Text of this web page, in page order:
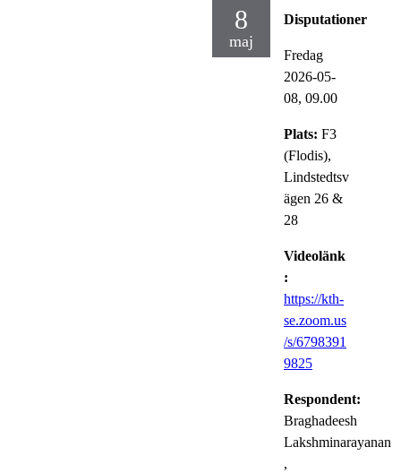
8
maj
Disputationer
Fredag
2026-05-
08, 09.00
Plats: F3
(Flodis),
Lindstedtsv
ägen 26 &
28
Videolänk
:
https://kth-
se.zoom.us
/s/6798391
9825
Respondent:
Braghadeesh
Lakshminarayanan
,